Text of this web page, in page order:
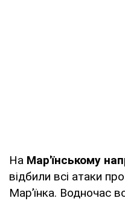
На Мар'їнському
відбили всі атаки
Мар’їнка. Водночас